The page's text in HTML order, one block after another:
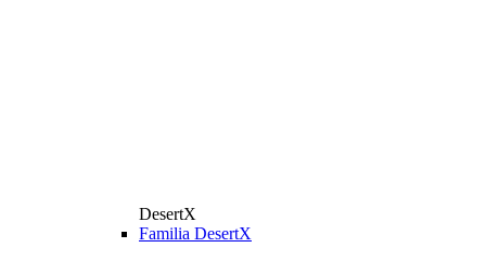
DesertX
Familia DesertX